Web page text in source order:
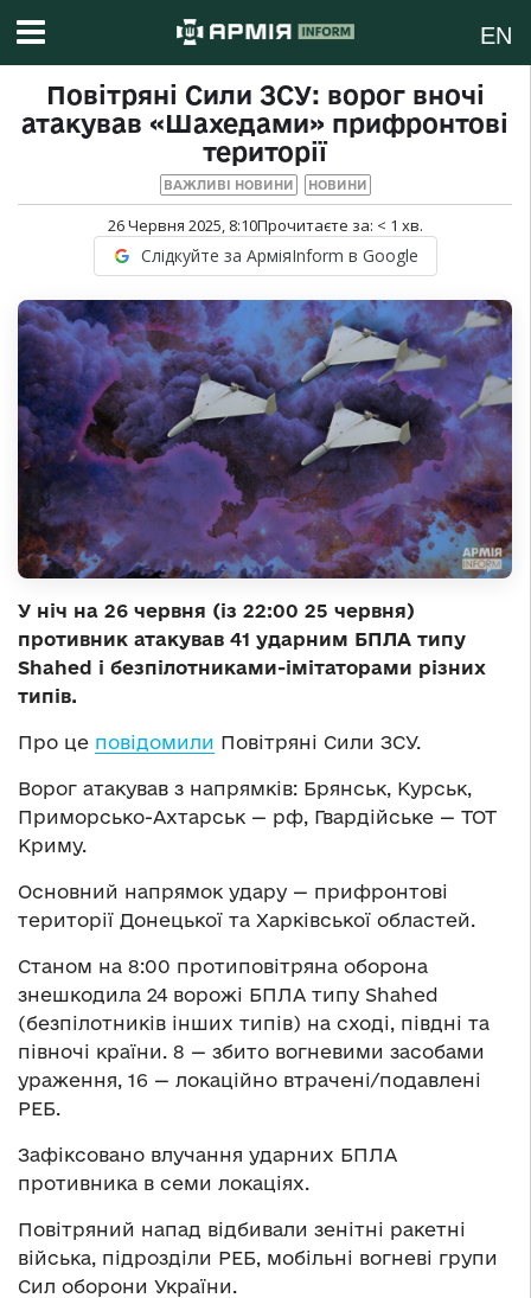
EN
Повітряні Сили ЗСУ: ворог вночі
атакував «Шахедами» прифронтові
території
ВАЖЛИВІ НОВИНИ НОВИНИ
26 Червня 2025, 8:10Прочитаєте за: < 1 хв.
Слідкуйте за АрміяInform в Google
У ніч на 26 червня (із 22:00 25 червня)
противник атакував 41 ударним БПЛА типу
Shahed і безпілотниками-імітаторами різних
типів.
Про це повідомили Повітряні Сили ЗСУ.
Ворог атакував з напрямків: Брянськ, Курськ,
Приморсько-Ахтарськ — рф, Гвардійське — ТОТ
Криму.
Основний напрямок удару — прифронтові
території Донецької та Харківської областей.
Станом на 8:00 протиповітряна оборона
знешкодила 24 ворожі БПЛА типу Shahed
(безпілотників інших типів) на сході, півдні та
півночі країни. 8 — збито вогневими засобами
ураження, 16 — локаційно втрачені/подавлені
РЕБ.
Зафіксовано влучання ударних БПЛА
противника в семи локаціях.
Повітряний напад відбивали зенітні ракетні
війська, підрозділи РЕБ, мобільні вогневі групи
Сил оборони України.